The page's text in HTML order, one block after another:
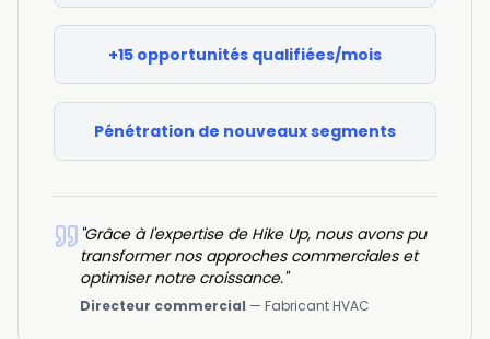
+15 opportunités qualifiées/mois
Pénétration de nouveaux segments
"Grâce à l'expertise de Hike Up, nous avons pu
transformer nos approches commerciales et
optimiser notre croissance."
Directeur commercial — Fabricant HVAC